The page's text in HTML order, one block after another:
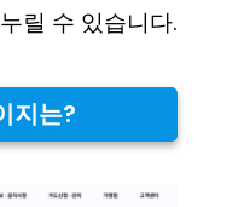
릴 수 있습니다.
지는?